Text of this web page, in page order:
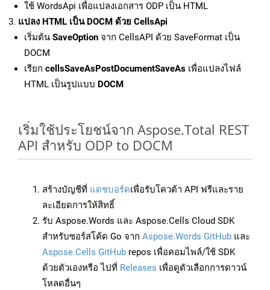
ใช้ WordsApi เพื่อแปลงเอกสาร ODP เป็น HTML
แปลง HTML เป็น DOCM ด้วย CellsApi
เริ่มต้น SaveOption จาก CellsAPI ด้วย SaveFormat เป็น
DOCM
เรียก cellsSaveAsPostDocumentSaveAs เพื่อแปลงไฟล์
HTML เป็นรูปแบบ DOCM
เริ่มใช้ประโยชน์จาก Aspose.Total REST
API สำหรับ ODP to DOCM
สร้างบัญชีที่ แดชบอร์ดเพื่อรับโควต้า API ฟรีและราย
ละเอียดการให้สิทธิ์
รับ Aspose.Words และ Aspose.Cells Cloud SDK
สำหรับซอร์สโค้ด Go จาก Aspose.Words GitHub และ
Aspose.Cells GitHub repos เพื่อคอมไพล์/ใช้ SDK
ด้วยตัวเองหรือ ไปที่ Releases เพื่อดูตัวเลือกการดาวน์
โหลดอื่นๆ